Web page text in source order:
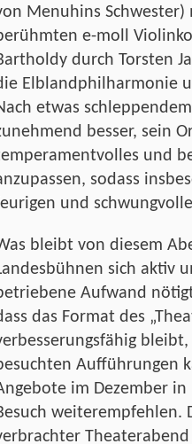
Menuhins
e-moll
durch Torsten
Elblandphilharmonie
etwas
besser, sein
und
sodass
und
bleibt von diesem
sich aktiv
Aufwand
das Format des
Aufführungen
im Dezember
weiterempfehlen.